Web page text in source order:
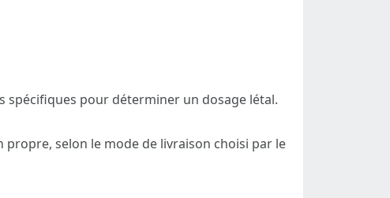
spécifiques pour déterminer un dosage létal.
selon le mode de livraison choisi par le